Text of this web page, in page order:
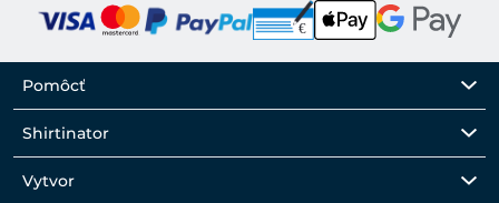
Pomôcť
Shirtinator
Vytvor